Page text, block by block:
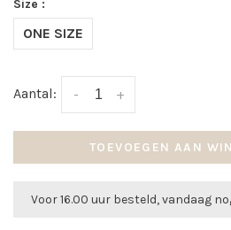
Size :
ONE SIZE
Aantal: +
-
TOEVOEGEN AAN
Voor 16.00 uur besteld, vandaag